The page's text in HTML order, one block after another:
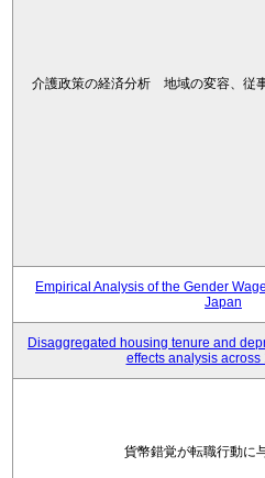
介護政策の経済分析 地域の変容、従
Empirical Analysis of the Gender
Japan
Disaggregated housing tenure and
effects analysis across
貨幣錯覚が転職行動に